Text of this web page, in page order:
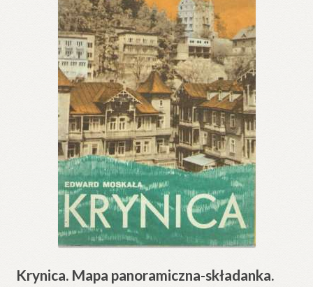
Krynica. Mapa panoramiczna-składanka.